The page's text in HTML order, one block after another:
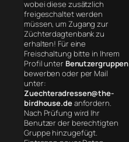
wobei diese zusätzlich
freigeschaltet werden
müssen, um Zugang zur
Züchterdagtenbank zu
erhalten! Für eine
Freischaltung bitte in Ihrem
Profil unter Benutzergruppen
bewerben oder per Mail
unter:
Zuechteradressen@the-
birdhouse.deanfordern.
Nach Prüfung wird Ihr
Benutzer der berechtigten
Gruppe hinzugefügt.